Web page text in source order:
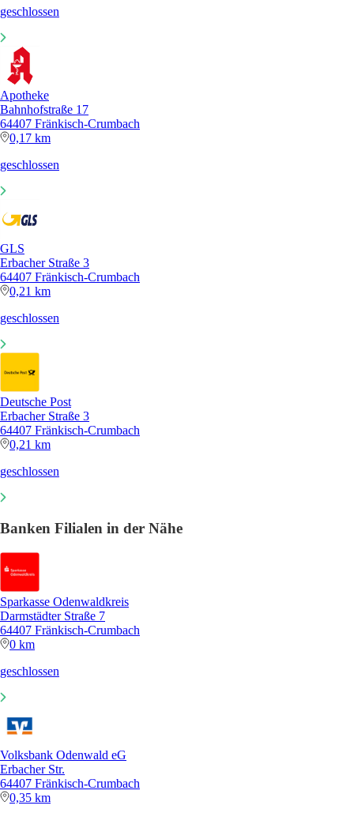
geschlossen
Apotheke
Bahnhofstraße 17
64407 Fränkisch-Crumbach
0,17 km
geschlossen
GLS
Erbacher Straße 3
64407 Fränkisch-Crumbach
0,21 km
geschlossen
Deutsche Post
Erbacher Straße 3
64407 Fränkisch-Crumbach
0,21 km
geschlossen
Banken Filialen in der Nähe
Sparkasse Odenwaldkreis
Darmstädter Straße 7
64407 Fränkisch-Crumbach
0 km
geschlossen
Volksbank Odenwald eG
Erbacher Str.
64407 Fränkisch-Crumbach
0,35 km